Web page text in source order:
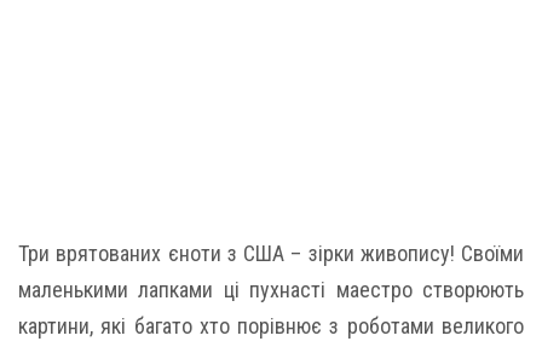
Три врятованих єноти з США – зірки живопису! Своїми
маленькими лапками ці пухнасті маестро створюють
картини, які багато хто порівнює з роботами великого